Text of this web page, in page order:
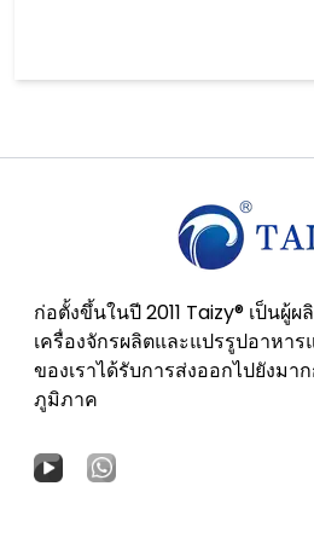
ก่อตั้งขึ้นในปี 2011 Taizy® เป็นผู้
เครื่องจักรผลิตและแปรรูปอาหา
ของเราได้รับการส่งออกไปยังมา
ภูมิภาค